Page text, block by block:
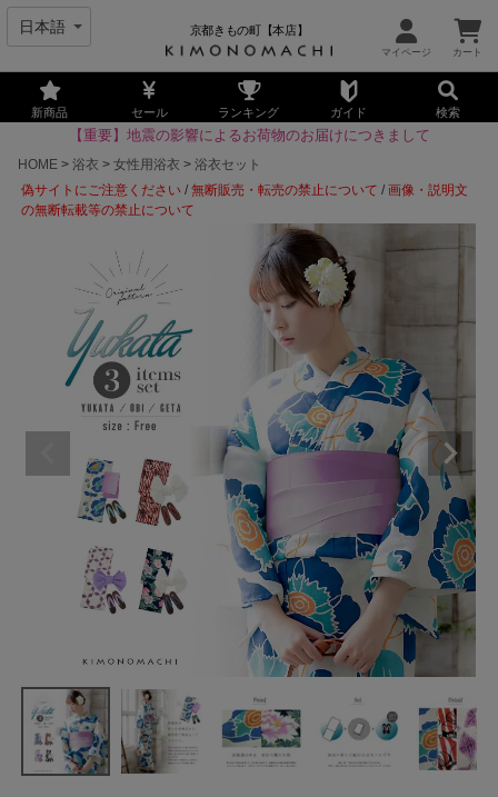
京都きもの町【本店】
新商品 セール ランキング ガイド 検索
【重要】地震の影響によるお荷物のお届けにつきまして
HOME
浴衣 女性用浴衣
浴衣セット
偽サイトにご注意ください /無断販売・転売の禁止について /画像・説明文
の無断転載等の禁止について